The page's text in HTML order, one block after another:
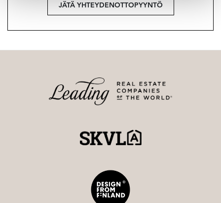
JÄTÄ YHTEYDENOTTOPYYNTÖ